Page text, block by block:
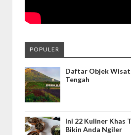
POPULER
Daftar Objek
Tengah
Ini 22 Kuliner Khas
Bikin Anda Ngiler